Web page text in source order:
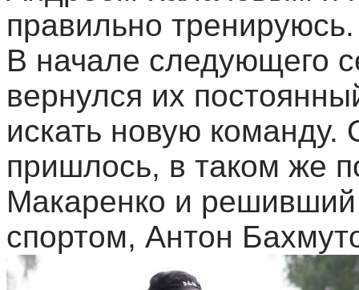
правильно тренируюсь.
В начале следующего
вернулся их
искать новую команду.
пришлось, в таком же
Макаренко и
спортом, Антон